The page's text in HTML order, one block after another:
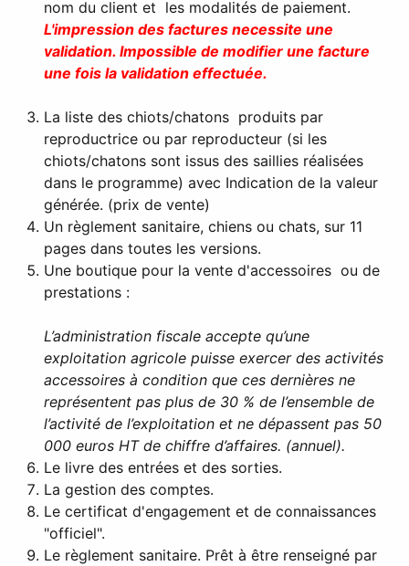
nom du client et les modalités de paiement.
L'impression des factures necessite une
validation. Impossible de modifier une facture
une fois la validation effectuée.
La liste des chiots/chatons produits par
reproductrice ou par reproducteur (si les
chiots/chatons sont issus des saillies réalisées
dans le programme) avec Indication de la valeur
générée. (prix de vente)
Un règlement sanitaire, chiens ou chats, sur 11
pages dans toutes les versions.
Une boutique pour la vente d'accessoires ou de
prestations :
L’administration fiscale accepte qu’une
exploitation agricole puisse exercer des activités
accessoires à condition que ces dernières ne
représentent pas plus de 30 % de l’ensemble de
l’activité de l’exploitation et ne dépassent pas 50
000 euros HT de chiffre d’affaires. (annuel).
Le livre des entrées et des sorties.
La gestion des comptes.
Le certificat d'engagement et de connaissances
"officiel".
Le règlement sanitaire. Prêt à être renseigné par